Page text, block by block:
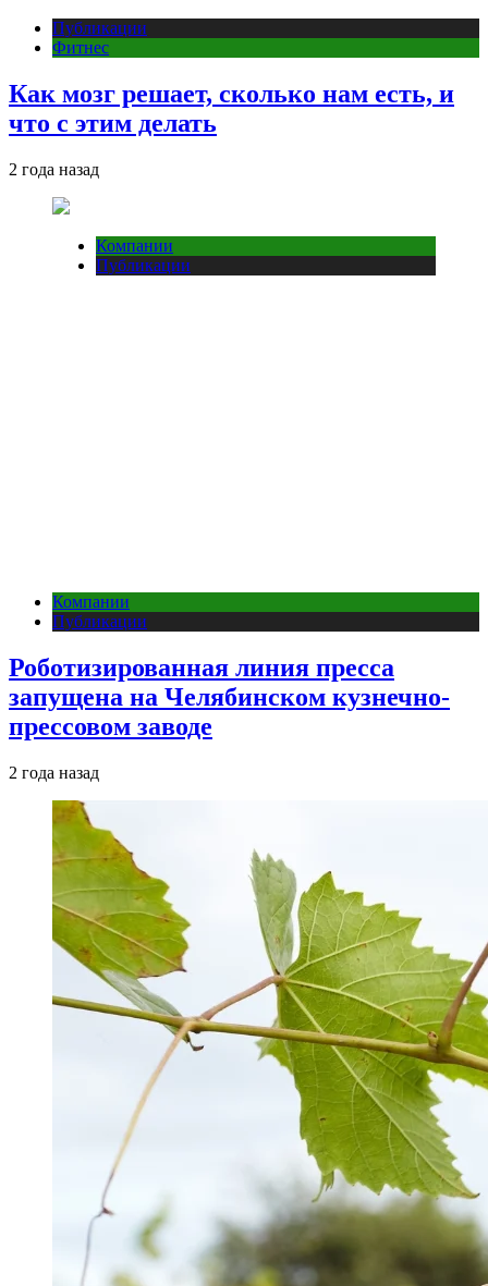
Публикации
Фитнес
Как мозг решает, сколько нам есть, и
что с этим делать
2 года назад
Компании
Публикации
Компании
Публикации
Роботизированная линия пресса
запущена на Челябинском кузнечно-
прессовом заводе
2 года назад